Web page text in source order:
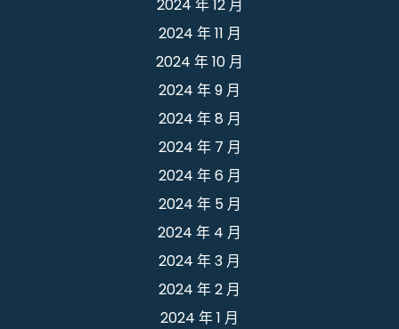
2024 年 12 月
2024 年 11 月
2024 年 10 月
2024 年 9 月
2024 年 8 月
2024 年 7 月
2024 年 6 月
2024 年 5 月
2024 年 4 月
2024 年 3 月
2024 年 2 月
2024 年 1 月